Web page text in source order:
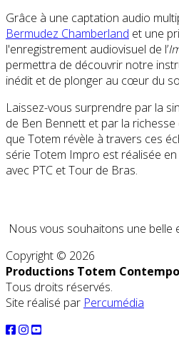
Grâce à une captation audio
Bermudez Chamberland et une
l'enregistrement audiovisuel de l’
permettra de découvrir notre
inédit et de plonger au cœur du
Laissez-vous surprendre par la
de Ben Bennett et par la
que Totem révèle à travers ces
série Totem Impro est réalisée
avec PTC et Tour de Bras.
Nous vous souhaitons une belle
Copyright © 2026
Productions Totem
Tous droits réservés.
Site réalisé par Percumédia